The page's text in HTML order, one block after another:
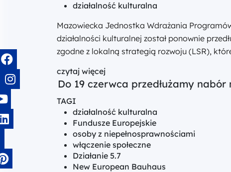
działalność kulturalna
Mazowiecka Jednostka Wdrażania
działalności kulturalnej został ponownie
zgodne z lokalną strategią rozwoju (LSR),
czytaj więcej
Do 19 czerwca przedłużamy
TAGI
działalność kulturalna
Fundusze Europejskie
osoby z niepełnosprawnościami
włączenie społeczne
Działanie 5.7
New European Bauhaus